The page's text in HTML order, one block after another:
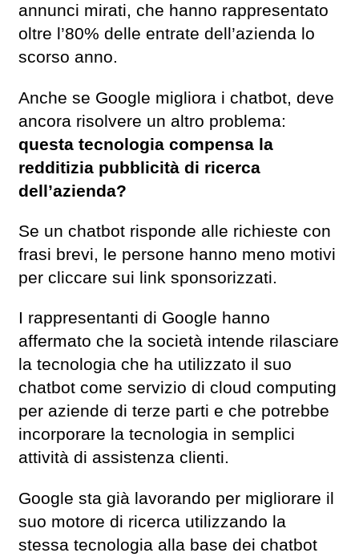
annunci mirati, che hanno rappresentato
oltre l’80% delle entrate dell’azienda lo
scorso anno.
Anche se Google migliora i chatbot, deve
ancora risolvere un altro problema:
questa tecnologia compensa la
redditizia pubblicità di ricerca
dell’azienda?
Se un chatbot risponde alle richieste con
frasi brevi, le persone hanno meno motivi
per cliccare sui link sponsorizzati.
I rappresentanti di Google hanno
affermato che la società intende rilasciare
la tecnologia che ha utilizzato il suo
chatbot come servizio di cloud computing
per aziende di terze parti e che potrebbe
incorporare la tecnologia in semplici
attività di assistenza clienti.
Google sta già lavorando per migliorare il
suo motore di ricerca utilizzando la
stessa tecnologia alla base dei chatbot